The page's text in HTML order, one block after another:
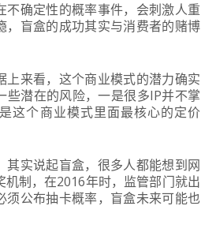
不确定性的概率事件，会刺激人重
，盲盒的成功其实与消费者的赌博
上来看，这个商业模式的潜力确实
些潜在的风险，一是很多IP并不掌
这个商业模式里面最核心的定价
其实说起盲盒，很多人都能想到网
机制，在2016年时，监管部门就出
须公布抽卡概率，盲盒未来可能也